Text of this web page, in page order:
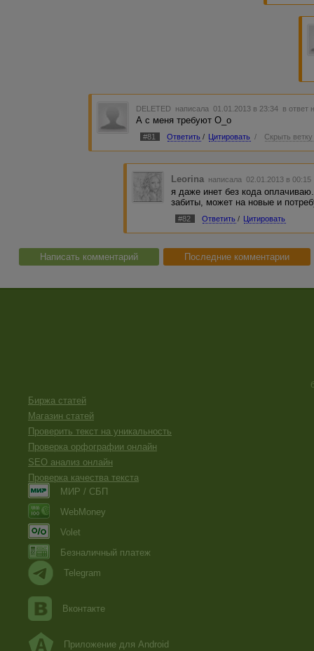
DELETED написала 01.01.2013 в 23:34 в ответ
А с меня требуют О_о
#81 Ответить / Цитировать / Скрыть ветку
Leorina написала 02.01.2013 в
я даже инет без кода
забиты, может на новые и
#82 Ответить / Цитировать
Написать комментарий Последние комментарии
Биржа статей
Магазин статей
Проверить текст на уникальность
Проверка орфографии онлайн
SEO анализ онлайн
Проверка качества текста
МИР / СБП
WebMoney
Volet
Безналичный платеж
Telegram
Вконтакте
Приложение для Android